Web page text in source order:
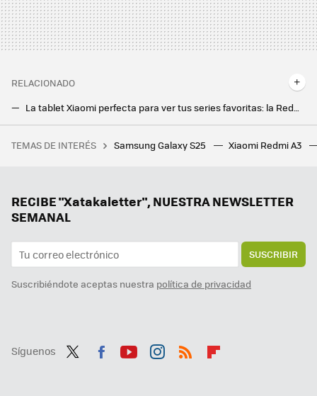
RELACIONADO
Xiaomi Pad 6 y Xiaomi Pad 6 Pro: diseño premium, procesadores a la altura y cámaras inspiradas en el Xiaomi 13
La debacle demográfica en Europa, expuesta en este mapa con un invitado engañoso: Mónaco
TEMAS DE INTERÉS Samsung Galaxy S25 Xiaomi Redmi A3
RECIBE "Xatakaletter", NUESTRA NEWSLETTER
SEMANAL
SUSCRIBIR
Suscribiéndote aceptas nuestra política de privacidad
Síguenos